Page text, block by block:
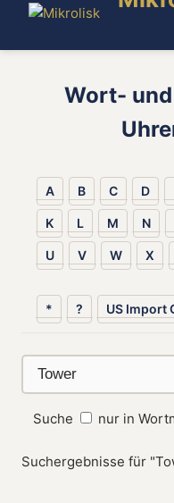
Wort-
A B C D
K L M N
U V W X
* ? US Import
Suche nur in
Suchergebnisse für